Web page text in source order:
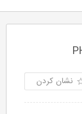
نشان کردن